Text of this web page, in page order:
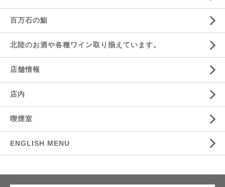
百万石の鮨
北陸のお酒や各種ワイン取り揃えています。
店舗情報
店内
喫煙室
ENGLISH MENU